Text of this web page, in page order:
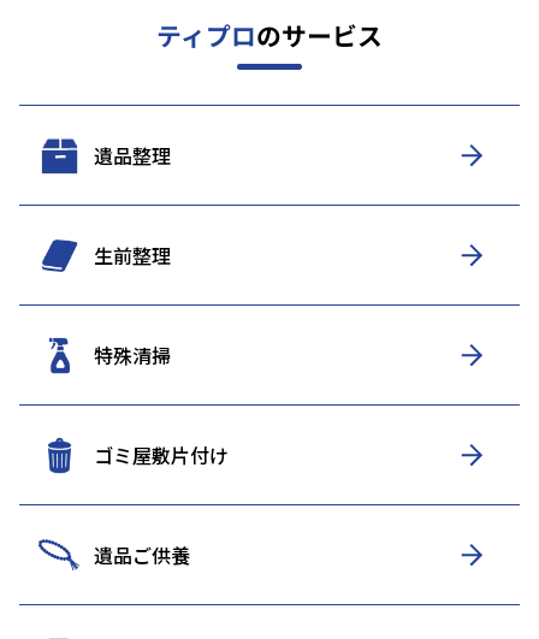
ティプロのサービス
遺品整理
生前整理
特殊清掃
ゴミ屋敷片付け
遺品ご供養